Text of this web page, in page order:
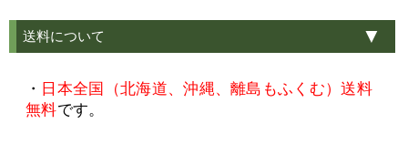
送料について
・ 日本全国（北海道、沖縄、離島もふくむ）送料
無料です。